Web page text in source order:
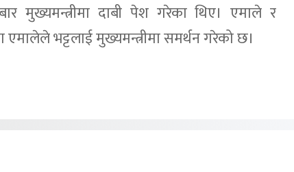
मुख्यमन्त्रीमा दाबी पेश गरेका थिए। एमाले र
भट्टलाई मुख्यमन्त्रीमा समर्थन गरेको छ।